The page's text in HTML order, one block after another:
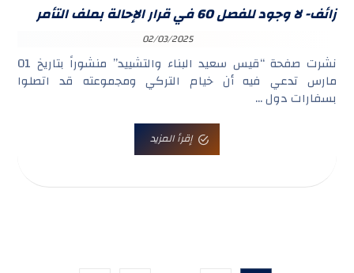
زائف- لا وجود للفصل 60 في قرار الإحالة بملف التأمر
02/03/2025
نشرت صفحة “قيس سعيد البناء والتشييد” منشوراً بتاريخ 01
مارس تدعي فيه أن خيام التركي ومجموعته قد اتصلوا
بسفارات دول ...
إقرأ المزيد